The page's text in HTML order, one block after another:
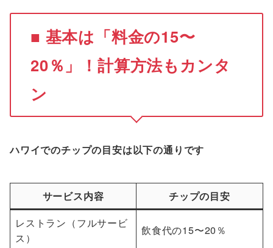
■ 基本は「料金の15〜
20％」！計算方法もカンタ
ン
ハワイでのチップの目安は以下の通りです
サービス内容
チップの目安
レストラン（フルサービ
ス）
飲食代の15〜20％